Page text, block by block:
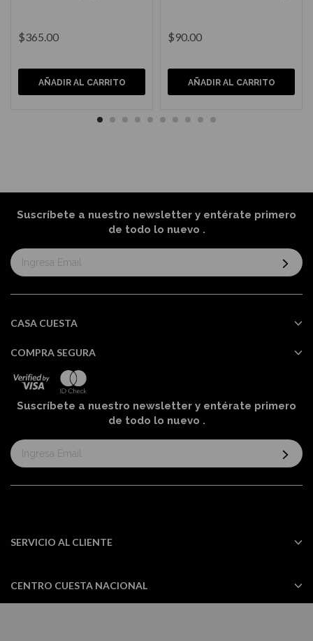
$365.00
AÑADIR AL CARRITO
$90.00
AÑADIR AL CARRITO
Suscríbete a nuestro newsletter y entérate primero
de todo lo nuevo .
Suscríbase
al
informativo:
CASA CUESTA
COMPRA SEGURA
Suscríbete a nuestro newsletter y entérate primero
de todo lo nuevo .
Suscríbase
al
informativo:
SERVICIO AL CLIENTE
CENTRO CUESTA NACIONAL